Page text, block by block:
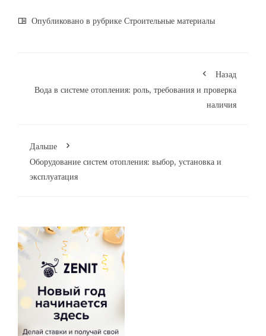
Опубликовано в рубрике Строительные материалы
Назад
Вода в системе отопления: роль, требования и проверка
наличия
Дальше
Оборудование систем отопления: выбор, установка и
эксплуатация